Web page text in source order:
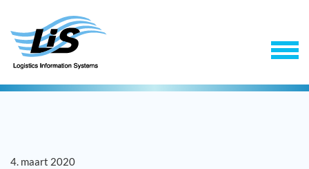
4. maart 2020